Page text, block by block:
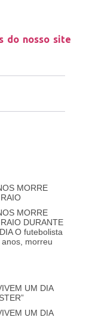
do nosso site
MORRE
MORRE
DURANTE
O futebolista
morreu
UM DIA
UM DIA